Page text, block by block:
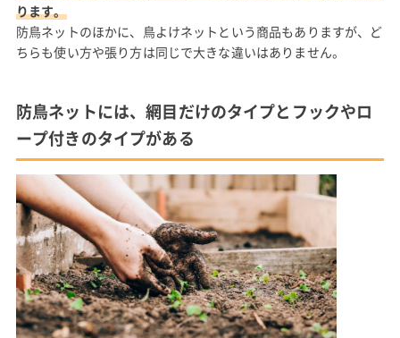
ります。
防鳥ネットのほかに、鳥よけネットという商品もありますが、ど
ちらも使い方や張り方は同じで大きな違いはありません。
防鳥ネットには、網目だけのタイプとフックやロ
ープ付きのタイプがある